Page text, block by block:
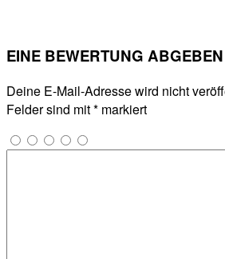
EINE BEWERTUNG ABGEBEN
Deine E-Mail-Adresse wird nicht
Felder sind mit* markiert